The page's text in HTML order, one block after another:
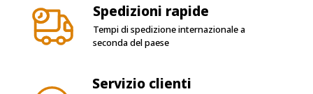
Spedizioni rapide
Tempi di spedizione internazionale a
seconda del paese
Servizio clienti